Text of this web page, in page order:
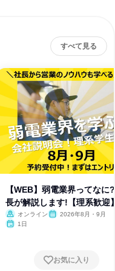
すべて見る
【WEB】弱電業界ってなに
長が解説します!【理系歓迎
オンライン
2026年8月・9月
1日
お気に入り